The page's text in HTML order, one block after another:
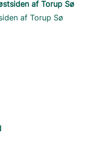
af Torup Sø
af Torup Sø